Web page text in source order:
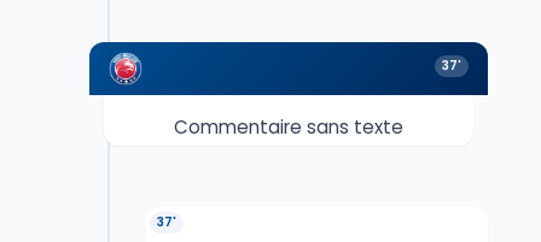
37'
Commentaire sans texte
37'